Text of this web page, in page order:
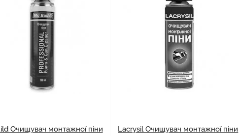
Очищувач монтажної піни
Lacrysil Очищувач монтажної піни